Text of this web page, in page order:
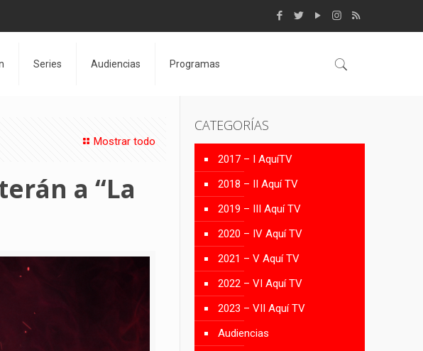
Series Audiencias Programas
Mostrar todo
a “La
CATEGORÍAS
2017 – I AquíTV
2018 – II Aquí TV
2019 – III Aquí TV
2020 – IV Aquí TV
2021 – V Aquí TV
2022 – VI Aquí TV
2023 – VII Aquí TV
Audiencias